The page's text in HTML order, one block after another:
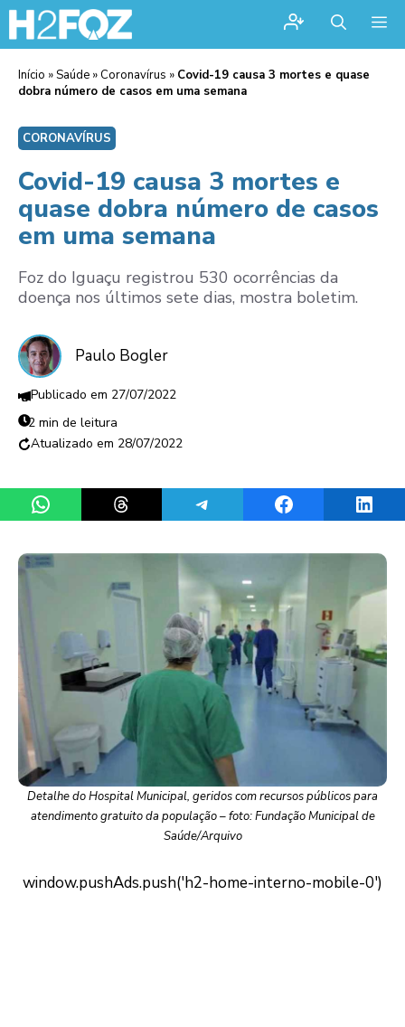
Início »Saúde » Coronavírus » Covid-19 causa 3 mortes e quase
dobra número de casos em uma semana
CORONAVÍRUS
Covid-19 causa 3 mortes e
quase dobra número de casos
em uma semana
Foz do Iguaçu registrou 530 ocorrências da
doença nos últimos sete dias, mostra boletim.
Paulo Bogler
27/07/2022
2 min de leitura
28/07/2022
Share on WhatsAppShare on ThreadsShare on TelegramShare on Facebook
Detalhe do Hospital Municipal, geridos com recursos públicos para
atendimento gratuito da população – foto: Fundação Municipal de
Saúde/Arquivo